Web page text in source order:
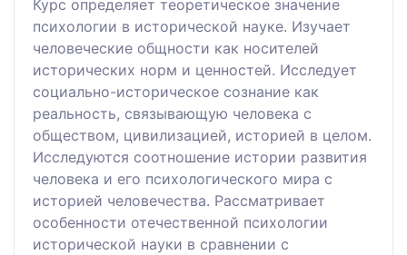
Курс определяет теоретическое значение
психологии в исторической науке. Изучает
человеческие общности как носителей
исторических норм и ценностей. Исследует
социально-историческое сознание как
реальность, связывающую человека с
обществом, цивилизацией, историей в целом.
Исследуются соотношение истории развития
человека и его психологического мира с
историей человечества. Рассматривает
особенности отечественной психологии
исторической науки в сравнении с